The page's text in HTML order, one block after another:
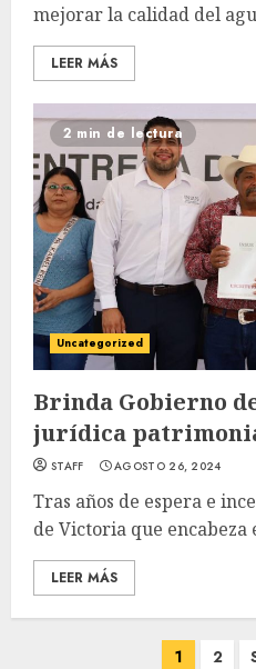
mejorar la calidad del
LEER MÁS
2 min de lectura
Uncategorized
Brinda Gobierno
jurídica
STAFF AGOSTO 26, 2024
Tras años de espera e
de Victoria que encabeza
LEER MÁS
1 2